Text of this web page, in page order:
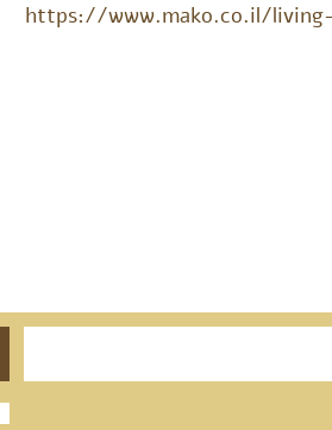
https://www.mako.co.il/